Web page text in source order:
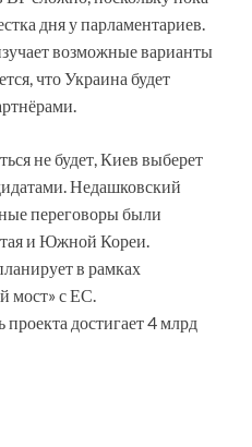
дня у парламентариев.
возможные варианты
что Украина будет
не будет, Киев выберет
Недашковский
переговоры были
и Южной Кореи.
в рамках
мост» с ЕС.
достигает 4 млрд